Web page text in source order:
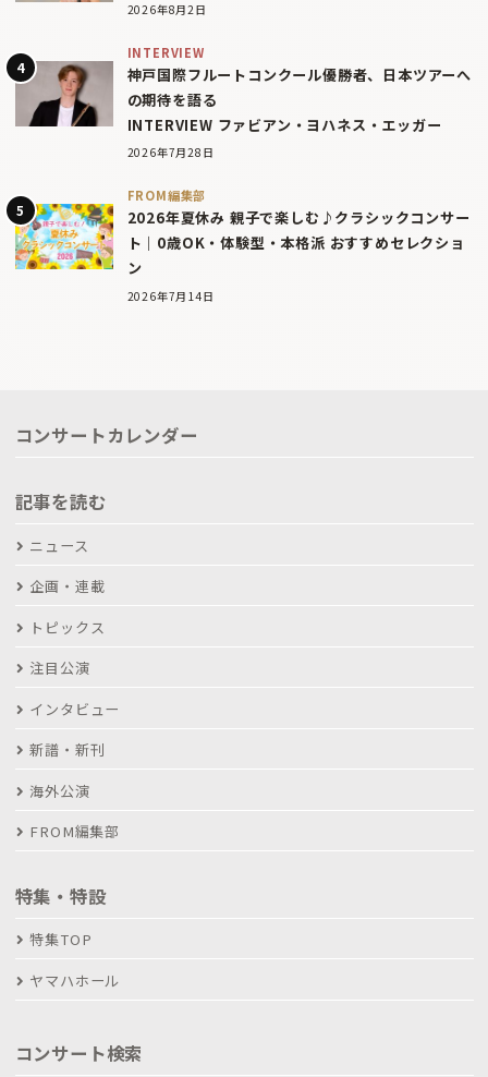
2026年8月2日
INTERVIEW
神戸国際フルートコンクール優勝者、日本ツアーへ
の期待を語る
INTERVIEW ファビアン・ヨハネス・エッガー
2026年7月28日
FROM編集部
2026年夏休み 親子で楽しむ♪クラシックコンサー
ト｜0歳OK・体験型・本格派 おすすめセレクショ
ン
2026年7月14日
コンサートカレンダー
記事を読む
ニュース
企画・連載
トピックス
注目公演
インタビュー
新譜・新刊
海外公演
FROM編集部
特集・特設
特集TOP
ヤマハホール
コンサート検索